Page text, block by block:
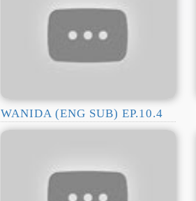
WANIDA (ENG SUB) EP.10.4